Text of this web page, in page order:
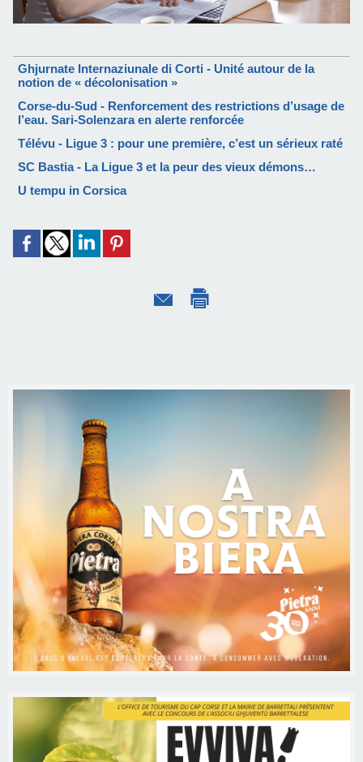
Ghjurnate Internaziunale di Corti - Unité autour de la
notion de « décolonisation »
Corse-du-Sud - Renforcement des restrictions d’usage de
l’eau. Sari-Solenzara en alerte renforcée
Télévu - Ligue 3 : pour une première, c’est un sérieux raté
SC Bastia - La Ligue 3 et la peur des vieux démons…
U tempu in Corsica